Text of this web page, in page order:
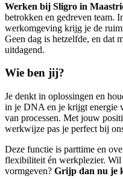
Werken bij Sligro in
betrokken en gedreven team.
werkomgeving krijg je de
Geen dag is hetzelfde, en dat
uitdagend.
Wie ben jij?
Je denkt in oplossingen en
in je DNA en je krijgt energie
van processen. Met jouw
werkwijze pas je perfect bij
Deze functie is parttime en
flexibiliteit én werkplezier.
vormgeven? Grijp dan nu je